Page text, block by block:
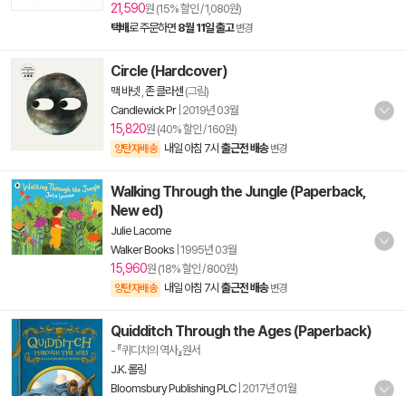
21,590원 (15% 할인 / 1,080원)
택배로 주문하면 8월 11일 출고 변경
Circle (Hardcover)
맥 바넷 존 클라센 (그림)
Candlewick Pr| 2019년 03월
15,820원 (40% 할인 / 160원)
양탄자배송 내일 아침 7시 출근전 배송 변경
Walking Through the Jungle (Paperback,
New ed)
Julie Lacome
Walker Books 1995년 03월
15,960원 (18% 할인 / 800원)
양탄자배송 내일 아침 7시 출근전 배송 변경
Quidditch Through the Ages (Paperback)
- 『퀴디치의 역사』원서
J.K. 롤링
Bloomsbury Publishing PLC| 2017년 01월